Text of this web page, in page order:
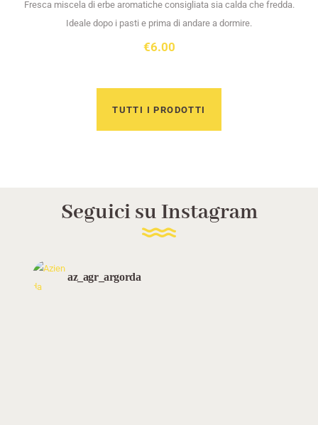
Fresca miscela di erbe aromatiche consigliata sia calda che fredda.
Ideale dopo i pasti e prima di andare a dormire.
Composta da:
€6.00
TUTTI I PRODOTTI
Seguici su Instagram
az_agr_argorda